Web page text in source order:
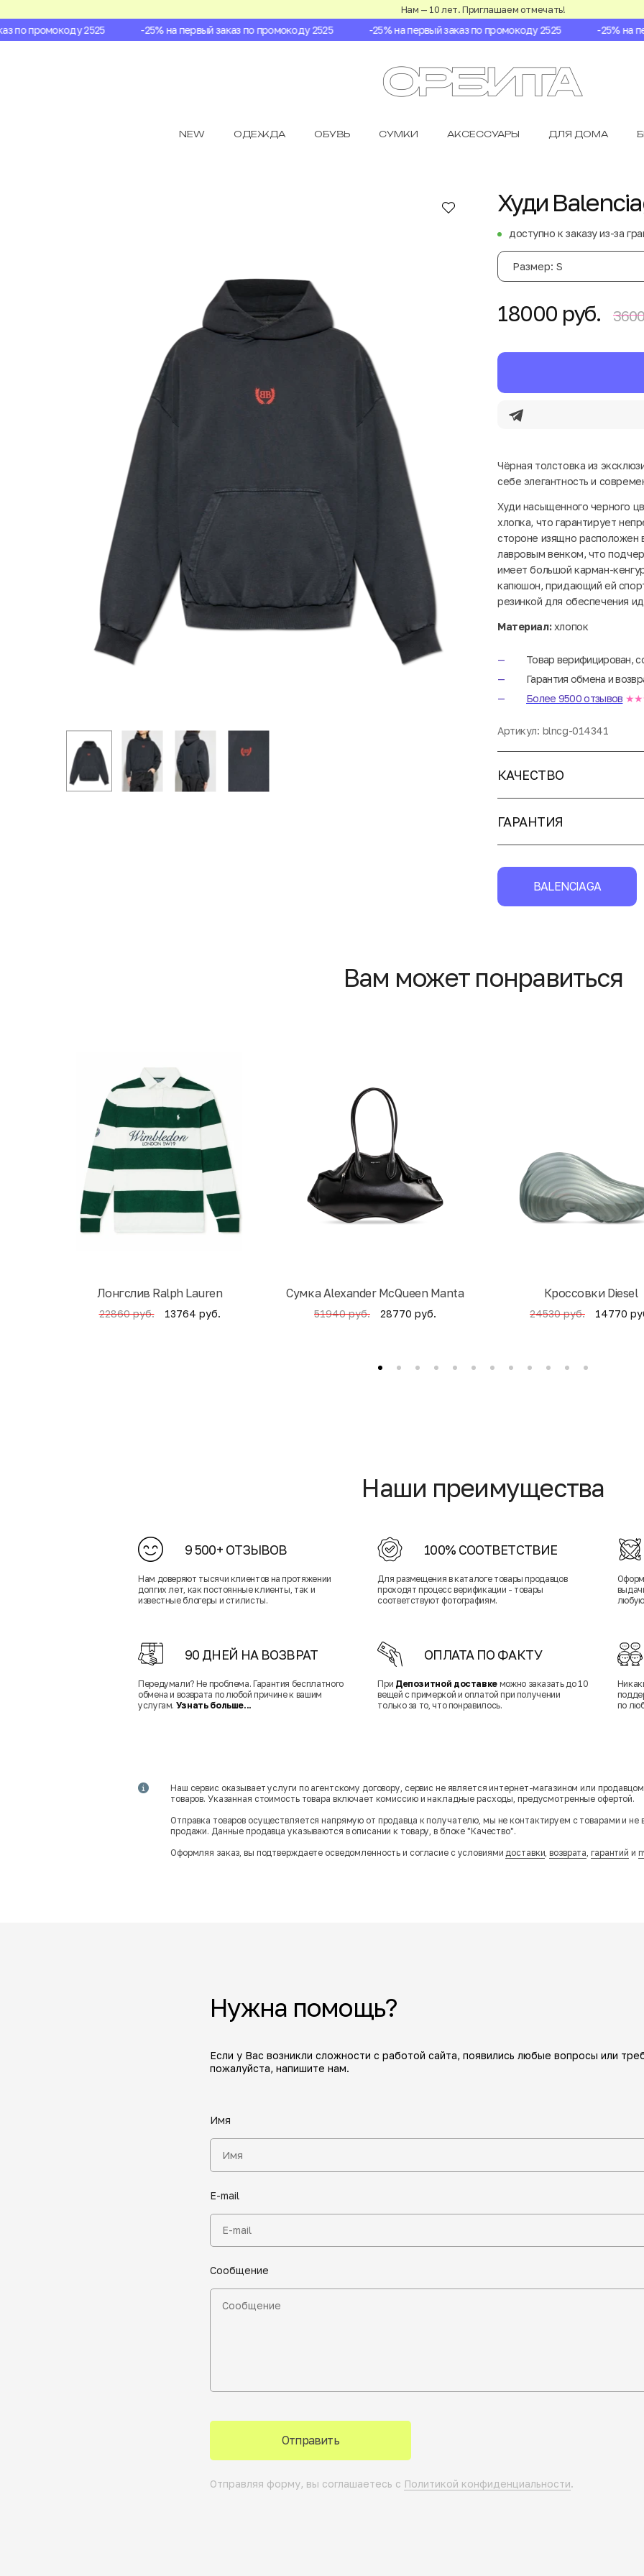
Нам — 10 лет. Приглашаем отмечать!
по промокоду 2525 -25% на первый заказ по промокоду 2525 -25% на первый заказ по промокоду 2525 -25% на
NEW ОДЕЖДА ОБУВЬ СУМКИ АКСЕССУАРЫ ДЛЯ ДОМА
Худи
доступно к заказу из-за
Размер: S
18000 руб.
Чёрная толстовка из
себе элегантность и
Худи насыщенного черного
хлопка, что гарантирует
стороне изящно расположен
лавровым венком, что
имеет большой карман-
капюшон, придающий ей
резинкой для обеспечения
Материал:хлопок
Товар верифицирован,
Гарантия обмена и
Более 9500 отзывов
Артикул: blncg-014341
КАЧЕСТВО
ГАРАНТИЯ
BALENCIAGA
Вам может понравиться
Лонгслив Ralph Lauren
22860 руб. 13764 руб.
Cумка Alexander McQueen Manta
51940 руб. 28770 руб.
Кроссовки Diesel
24530 руб. 14770
Наши преимущества
9 500+ ОТЗЫВОВ
Нам доверяют тысячи клиентов на протяжении
долгих лет, как постоянные клиенты, так и
известные блогеры и стилисты.
100% СООТВЕТСТВИЕ
Для размещения в каталоге товары продавцов
проходят процесс верификации - товары
соответствуют фотографиям.
90 ДНЕЙ НА ВОЗВРАТ
Передумали? Не проблема. Гарантия бесплатного
обмена и возврата по любой причине к вашим
услугам. Узнать больше...
ОПЛАТА ПО ФАКТУ
При Депозитной доставке можно заказать до 10
вещей с примеркой и оплатой при получении
только за то, что понравилось.
по
Наш сервис оказывает услуги по агентскому договору, сервис не является интернет-магазином или
товаров. Указанная стоимость товара включает комиссию и накладные расходы, предусмотренные офертой.
Отправка товаров осуществляется напрямую от продавца к получателю, мы не контактируем с товарами и
продажи. Данные продавца указываются в описании к товару, в блоке "Качество".
Оформляя заказ, вы подтверждаете осведомленность и согласие с условиямидоставки,возврата, гарантий и
Нужна помощь?
Если у Вас возникли сложности с работой сайта, появились любые вопросы или
пожалуйста, напишите нам.
Имя
E-mail
Сообщение
Отправить
Отправляя форму, вы соглашаетесь с Политикой конфиденциальности.